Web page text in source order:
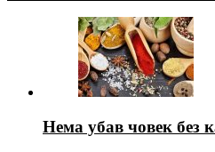
Нема убав човек без